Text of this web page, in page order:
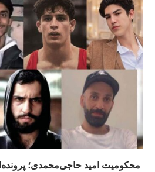
محکومیت امید حاجی‌محمدی؛